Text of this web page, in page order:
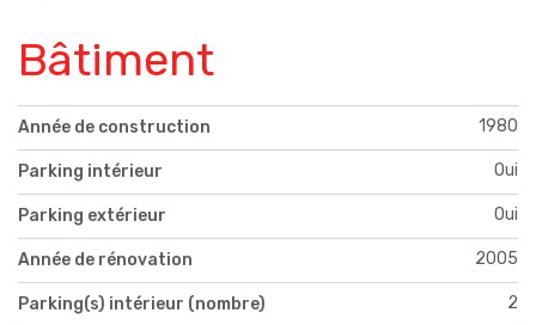
Bâtiment
Année de construction 1980
Parking intérieur Oui
Parking extérieur Oui
Année de rénovation 2005
Parking(s) intérieur (nombre) 2